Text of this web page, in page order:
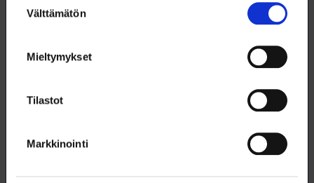
valinta
Välttämätön
Mieltymykset
Tilastot
Markkinointi
Projektinhallinta 5 – projektien arviointi ja
17.12. klo 9:00 – 12:00
DIGITAIDOT